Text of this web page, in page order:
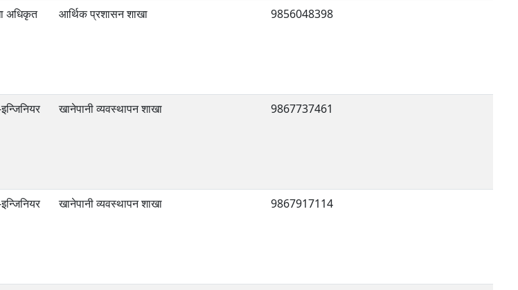
अधिकृत आर्थिक प्रशासन शाखा 9856048398
खानेपानी व्यवस्थापन शाखा 9867737461
खानेपानी व्यवस्थापन शाखा 9867917114